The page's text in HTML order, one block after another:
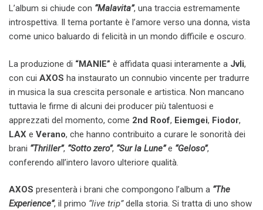
L’album si chiude con “Malavita”, una traccia estremamente
introspettiva. Il tema portante è l’amore verso una donna, vista
come unico baluardo di felicità in un mondo difficile e oscuro.
La produzione di “MANIE” è affidata quasi interamente a Jvli,
con cui AXOS ha instaurato un connubio vincente per tradurre
in musica la sua crescita personale e artistica. Non mancano
tuttavia le firme di alcuni dei producer più talentuosi e
apprezzati del momento, come 2nd Roof, Eiemgei, Fiodor,
LAX e Verano, che hanno contribuito a curare le sonorità dei
brani “Thriller”, “Sotto zero”, “Sur la Lune”e “Geloso”,
conferendo all’intero lavoro ulteriore qualità.
AXOS presenterà i brani che compongono l’album a “The
Experience”, il primo “live trip”della storia. Si tratta di uno show